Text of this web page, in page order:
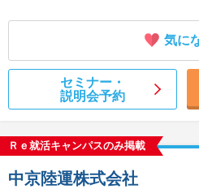
気に
セミナー・
説明会予約
Ｒｅ就活キャンパスのみ掲載
中京陸運株式会社